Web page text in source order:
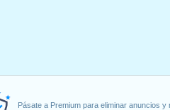
Pásate a Premium para eliminar anuncios y